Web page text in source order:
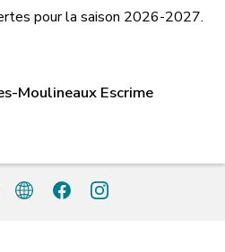
pour la saison 2026-2027.
Moulineaux Escrime